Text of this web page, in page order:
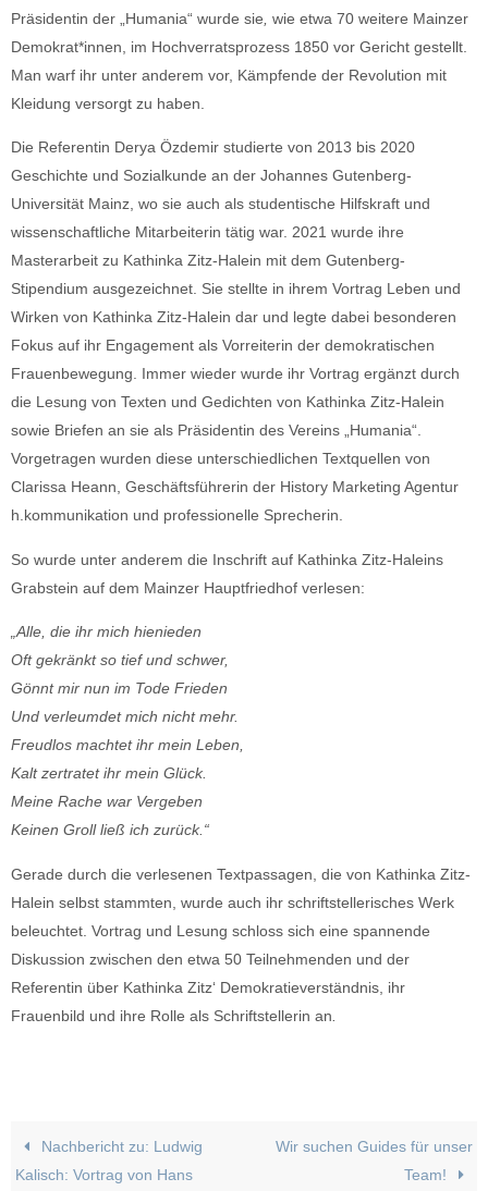
Präsidentin der „Humania“ wurde sie wie etwa 70 weitere Mainzer
Demokrat*innen, im Hochverratsprozess 1850 vor Gericht gestellt.
Man warf ihr unter anderem vor, Kämpfende der Revolution mit
Kleidung versorgt zu haben.
Die Referentin Derya Özdemir studierte von 2013 bis 2020
Geschichte und Sozialkunde an der Johannes Gutenberg-
Universität Mainz, wo sie auch als studentische Hilfskraft und
wissenschaftliche Mitarbeiterin tätig war. 2021 wurde ihre
Masterarbeit zu Kathinka Zitz-Halein mit dem Gutenberg-
Stipendium ausgezeichnet. Sie stellte in ihrem Vortrag Leben und
Wirken von Kathinka Zitz-Halein dar und legte dabei besonderen
Fokus auf ihr Engagement als Vorreiterin der demokratischen
Frauenbewegung. Immer wieder wurde ihr Vortrag ergänzt durch
die Lesung von Texten und Gedichten von Kathinka Zitz-Halein
sowie Briefen an sie als Präsidentin des Vereins „Humania“.
Vorgetragen wurden diese unterschiedlichen Textquellen von
Clarissa Heann, Geschäftsführerin der History Marketing Agentur
h.kommunikation und professionelle Sprecherin.
So wurde unter anderem die Inschrift auf Kathinka Zitz-Haleins
Grabstein auf dem Mainzer Hauptfriedhof verlesen:
„Alle, die ihr mich hienieden
Oft gekränkt so tief und schwer,
Gönnt mir nun im Tode Frieden
Und verleumdet mich nicht mehr.
Freudlos machtet ihr mein Leben,
Kalt zertratet ihr mein Glück.
Meine Rache war Vergeben
Keinen Groll ließ ich zurück.“
Gerade durch die verlesenen Textpassagen, die von Kathinka Zitz-
Halein selbst stammten, wurde auch ihr schriftstellerisches Werk
beleuchtet. Vortrag und Lesung schloss sich eine spannende
Diskussion zwischen den etwa 50 Teilnehmenden und der
Referentin über Kathinka Zitz‘ Demokratieverständnis, ihr
Frauenbild und ihre Rolle als Schriftstellerin an
Nachbericht zu: Ludwig
Kalisch: Vortrag von Hans
Wir suchen Guides für unser
Team!